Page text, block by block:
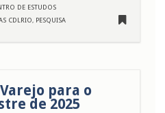
DE ESTUDOS
CDLRIO PESQUISA
para o
de 2025